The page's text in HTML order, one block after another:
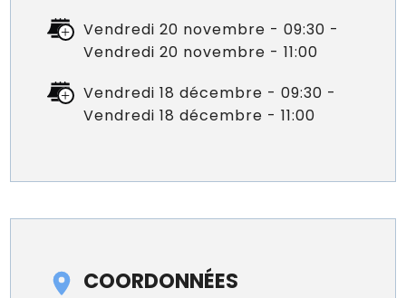
Vendredi 20 novembre - 09:30 -
Vendredi 20 novembre - 11:00
Vendredi 18 décembre - 09:30 -
Vendredi 18 décembre - 11:00
COORDONNÉES